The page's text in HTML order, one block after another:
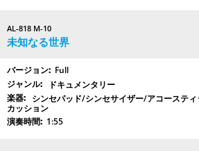
AL-818 M-10
未知なる世界
Full
ドキュメンタリー
シンセパッド/シンセサイザー/アコーステ
カッション
1:55